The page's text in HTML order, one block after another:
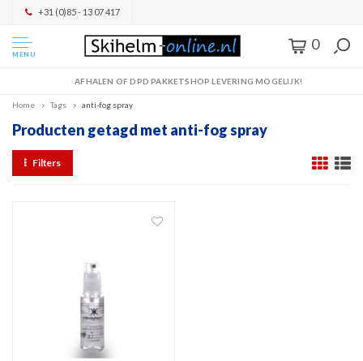
+31 (0)85 - 13 07 417
MENU
0
AFHALEN OF DPD PAKKETSHOP LEVERING MOGELIJK!
Home Tags anti-fog spray
Producten getagd met anti-fog spray
Filters